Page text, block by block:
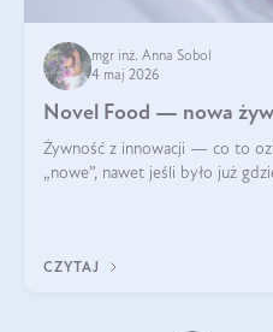
mgr inż. Anna Sobol
4 maj 2026
Novel Food — nowa
Żywność z innowacji — co to
„nowe”, nawet jeśli było już
CZYTAJ